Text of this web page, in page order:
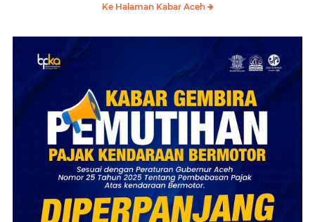
Ke Halaman Kabar Aceh